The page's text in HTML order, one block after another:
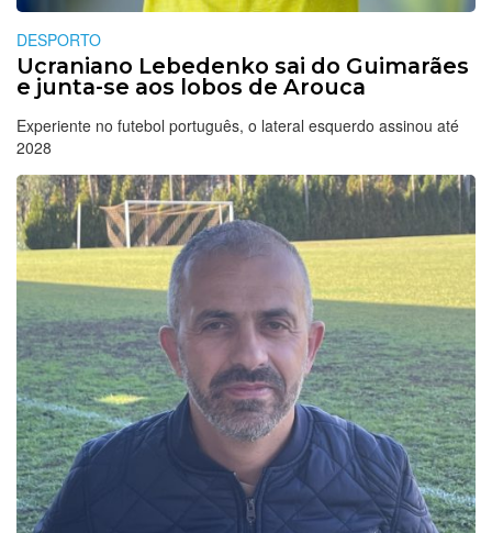
DESPORTO
Ucraniano Lebedenko sai do Guimarães
e junta-se aos lobos de Arouca
Experiente no futebol português, o lateral esquerdo assinou até
2028